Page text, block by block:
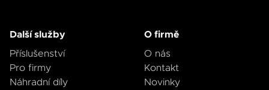
Další služby
Příslušenství
Pro firmy
Náhradní díly
O firmě
O nás
Kontakt
Novinky